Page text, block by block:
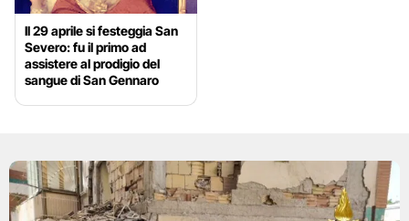
Il 29 aprile si festeggia San
Severo: fu il primo ad
assistere al prodigio del
sangue di San Gennaro